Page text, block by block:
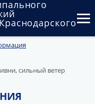
сильный ветер